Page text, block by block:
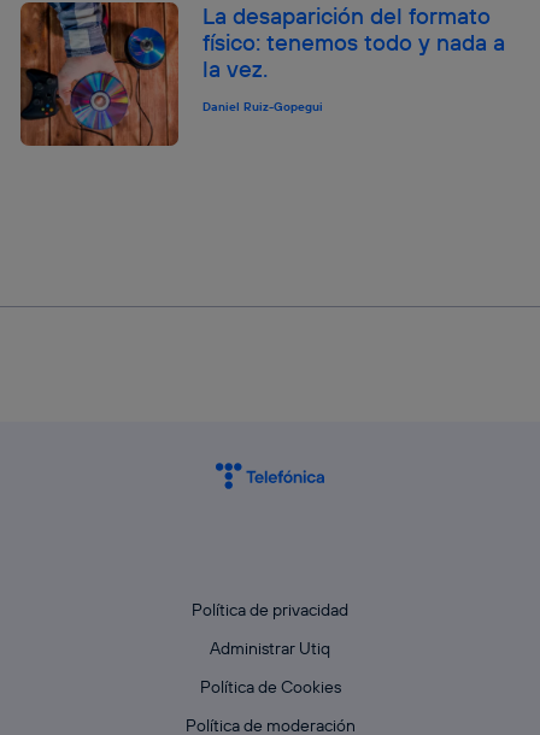
La desaparición del formato
físico: tenemos todo y nada a
la vez.
Daniel Ruiz-Gopegui
Política de privacidad
Administrar Utiq
Política de Cookies
Política de moderación